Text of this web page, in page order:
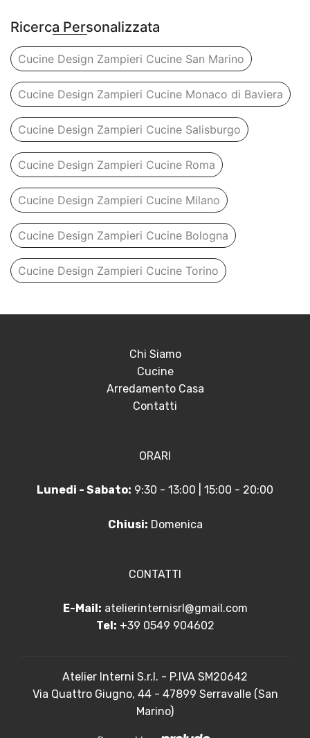
Ricerca Personalizzata
Cucine Design Zampieri Cucine San Marino
Cucine Design Zampieri Cucine Monaco di Baviera
Cucine Design Zampieri Cucine Salisburgo
Cucine Design Zampieri Cucine Roma
Cucine Design Zampieri Cucine Milano
Cucine Design Zampieri Cucine Bologna
Cucine Design Zampieri Cucine Torino
Chi Siamo
Cucine
Arredamento Casa
Contatti
ORARI
Lunedi - Sabato: 9:30 - 13:00 | 15:00 - 20:00
Chiusi: Domenica
CONTATTI
E-Mail: atelierinternisrl@gmail.com
Tel: +39 0549 904602
Atelier Interni S.r.l. - P.IVA SM20642
Via Quattro Giugno, 44 - 47899 Serravalle (San
Marino)